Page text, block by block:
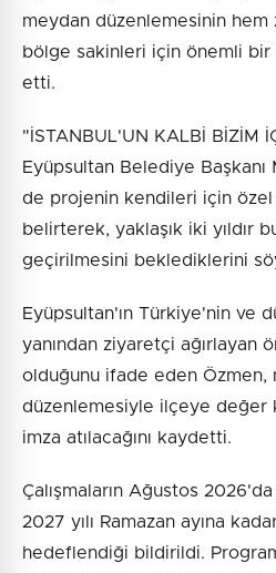
meydan düzenlemesinin
bölge sakinleri için önemli bir
etti.
"İSTANBUL'UN KALBİ BİZİM
Eyüpsultan Belediye
de projenin kendileri için özel
belirterek, yaklaşık iki yıldır
geçirilmesini beklediklerini
Eyüpsultan'ın Türkiye'nin ve
yanından ziyaretçi ağırlayan
olduğunu ifade eden Özmen,
düzenlemesiyle ilçeye değer
imza atılacağını kaydetti.
Çalışmaların Ağustos
2027 yılı Ramazan ayına
hedeflendiği bildirildi.